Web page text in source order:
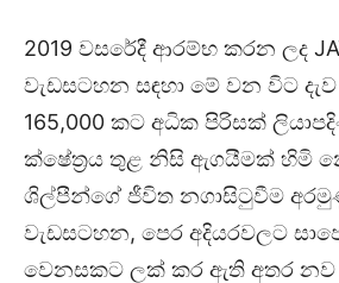
2019 වසරේදී ආරම්භ කරන ලද
වැඩසටහන සඳහා මේ වන විට
165,000 කට අධික පිරිසක්
ක්ෂේත්‍රය තුළ නිසි ඇගයීමක් හිමි
ශිල්පීන්ගේ ජීවිත නගාසිටුවීම
වැඩසටහන, පෙර අදියරවලට
වෙනසකට ලක් කර ඇති අතර නව